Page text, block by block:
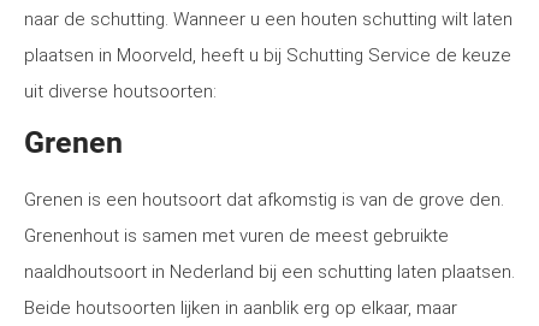
naar de schutting. Wanneer u een houten schutting wilt laten
plaatsen in Moorveld, heeft u bij Schutting Service de keuze
uit diverse houtsoorten:
Grenen
Grenen is een houtsoort dat afkomstig is van de grove den.
Grenenhout is samen met vuren de meest gebruikte
naaldhoutsoort in Nederland bij een schutting laten plaatsen.
Beide houtsoorten lijken in aanblik erg op elkaar, maar